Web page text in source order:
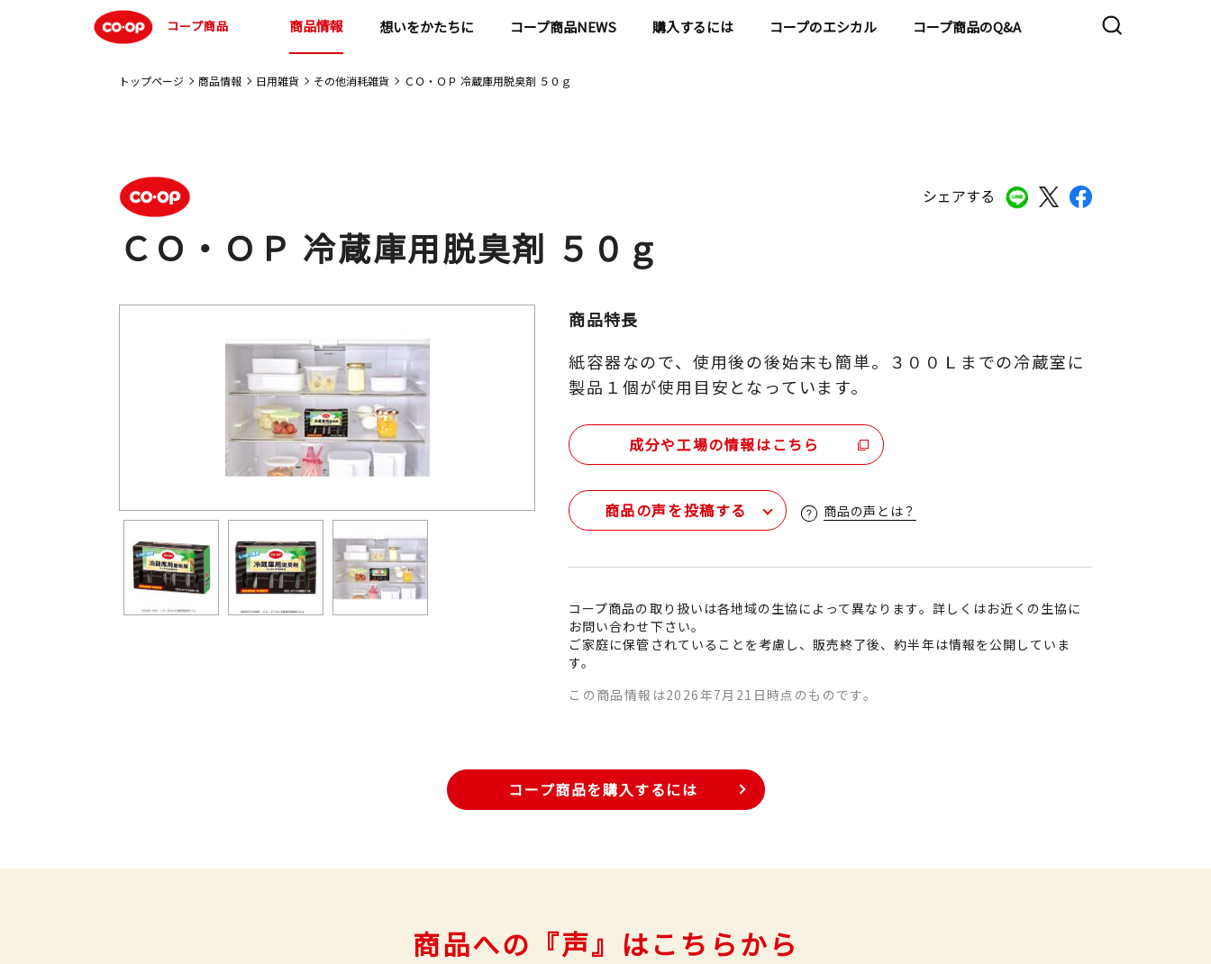
コープ商品 商品情報 想いをかたちに コープ商品NEWS 購入するには コープのエシカル コープ商品のQ&A
トップページ 商品情報 日用雑貨 その他消耗雑貨 ＣＯ・ＯＰ 冷蔵庫用脱臭剤 ５０ｇ
シェアする
ＣＯ・ＯＰ 冷蔵庫用脱臭剤 ５０ｇ
商品特長
紙容器なので、使用後の後始末も簡単。３００Ｌまでの冷蔵室に
製品１個が使用目安となっています。
成分や工場の情報はこちら
商品の声を投稿する 商品の声とは？
コープ商品の取り扱いは各地域の生協によって異なります。詳しくはお近くの生協に
お問い合わせ下さい。
ご家庭に保管されていることを考慮し、販売終了後、約半年は情報を公開していま
す。
この商品情報は2026年7月21日時点のものです。
コープ商品を購入するには
商品への『声』はこちらから